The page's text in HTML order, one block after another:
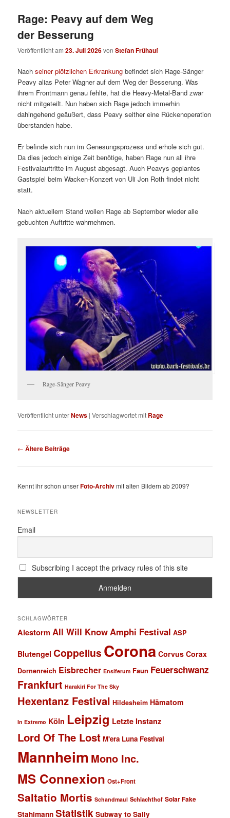
Rage: Peavy auf dem Weg
der Besserung
Veröffentlicht am23. Juli 2026vonStefan Frühauf
Nachseiner plötzlichen Erkrankung befindet sich Rage-Sänger
Peavy alias Peter Wagner auf dem Weg der Besserung. Was
ihrem Frontmann genau fehlte, hat die Heavy-Metal-Band zwar
nicht mitgeteilt. Nun haben sich Rage jedoch immerhin
dahingehend geäußert, dass Peavy seither eine Rückenoperation
überstanden habe.
Er befinde sich nun im Genesungsprozess und erhole sich gut.
Da dies jedoch einige Zeit benötige, haben Rage nun all ihre
Festivalauftritte im August abgesagt. Auch Peavys geplantes
Gastspiel beim Wacken-Konzert von Uli Jon Roth findet nicht
statt.
Nach aktuellem Stand wollen Rage ab September wieder alle
gebuchten Auftritte wahrnehmen.
Rage-Sänger Peavy
Veröffentlicht unterNews |Verschlagwortet mit Rage
Beitragsnavigation
← Ältere Beiträge
Kennt ihr schon unserFoto-Archivmit alten Bildern ab 2009?
NEWSLETTER
Email
Subscribing I accept the privacy rules of this site
SCHLAGWÖRTER
Alestorm All Will KnowAmphi Festival ASP
Blutengel Coppelius Corona Corvus Corax
Dornenreich Eisbrecher Ensiferum Faun Feuerschwanz
Frankfurt Harakiri For The Sky
Hexentanz Festival Hildesheim Hämatom
In Extremo Köln Leipzig Letzte Instanz
Lord Of The Lost M'era Luna Festival
Mannheim Mono Inc.
MS Connexion Ost+Front
Saltatio Mortis Schandmaul Schlachthof Solar Fake
Stahlmann Statistik Subway to Sally